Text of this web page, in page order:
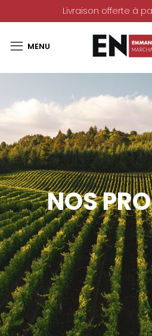
Livraison offerte à
NOS